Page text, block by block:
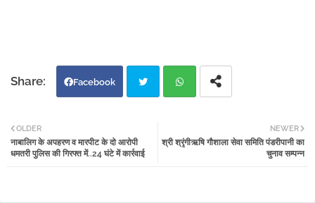
Facebook
tter atsa
NEWER
श्री श्रृंगीऋषि गौशाला सेवा समिति पंडरीपानी का
चुनाव सम्पन्न
OLDER
नाबालिग के अपहरण व मारपीट के दो आरोपी
धमतरी पुलिस की गिरफ्त में..24 घंटे में कार्रवाई